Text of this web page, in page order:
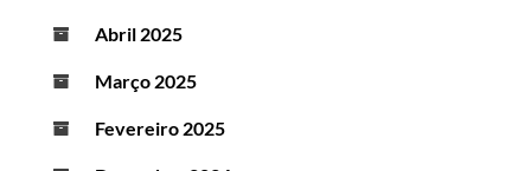
Abril 2025
Março 2025
Fevereiro 2025